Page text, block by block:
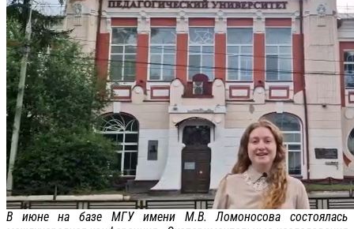
В июне на базе МГУ имени М.В. Ломоносова состоялась